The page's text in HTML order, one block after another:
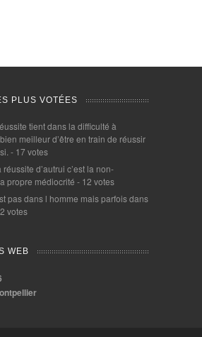
PLUS VOTÉES
tient dans la difficulté à
meilleur d’être en train de réussir
- 17 votes
d’autrui c’est la non-
propre médiocrité - 12 votes
pas dans l homme mais parfois dans
votes
WEB